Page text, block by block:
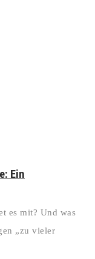
Ein
es mit? Und was
„zu vieler